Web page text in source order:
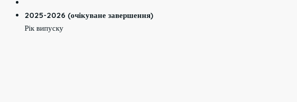
2025-2026 (очікуване завершення)
Рік випуску